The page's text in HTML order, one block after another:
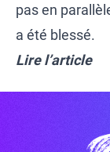
pas en
a été blessé.
Lire l’article